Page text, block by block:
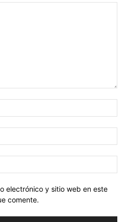
electrónico y sitio web en este
comente.